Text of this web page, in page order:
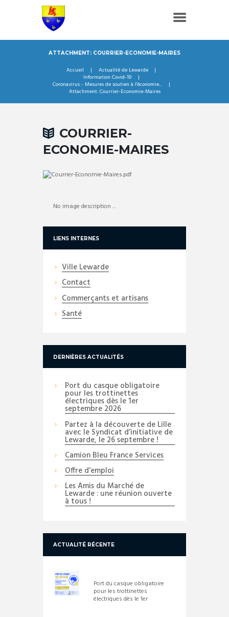
ATTACHMENT: COURRIER-ECONOMIE-MAIRES
Accueil
Actualité de Lewarde
Information Covid-19
Coronavirus - Mesures de soutien à l'économie...
Attachment: Courrier-Economie-Maires
COURRIER-
ECONOMIE-MAIRES
No image description ...
LIENS INTERNES
Ville Lewarde
Contact
Commerçants et artisans
Santé
DERNIÈRES ACTUALITÉS
Port du casque obligatoire
pour les trottinettes
électriques dès le 1er
septembre 2026
Partez à la découverte de Lille
avec le Syndicat d’initiative de
Lewarde, le 26 septembre !
Camion Bleu France Services
Offre d’emploi
Les Amis du Marché de
Lewarde : une réunion ouverte
à tous !
ACTUALITÉ RÉCENTE
Port du casque obligatoire
pour les trottinettes
électriques dès le 1er